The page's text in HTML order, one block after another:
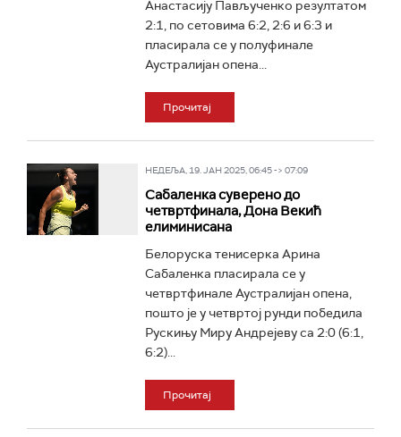
Анастасију Пављученко резултатом
2:1, по сетовима 6:2, 2:6 и 6:3 и
пласирала се у полуфинале
Аустралијан опена...
Прочитај
НЕДЕЉА, 19. ЈАН 2025, 06:45 -> 07:09
Сабаленка суверено до
четвртфинала, Дона Векић
елиминисана
Белоруска тенисерка Арина
Сабаленка пласирала се у
четвртфинале Аустралијан опена,
пошто је у четвртој рунди победила
Рускињу Миру Андрејеву са 2:0 (6:1,
6:2)...
Прочитај